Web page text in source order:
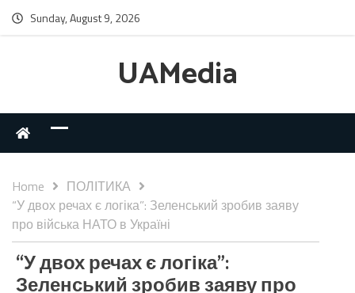
Sunday, August 9, 2026
UAMedia
Home
ПОЛІТИКА
“У двох речах є логіка”: Зеленський зробив заяву
про війська НАТО в Україні
“У двох речах є логіка”:
Зеленський зробив заяву про